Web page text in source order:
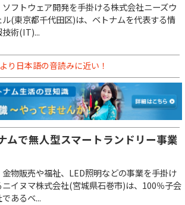
ソフトウェア開発を手掛ける株式会社ニーズウ
ル(東京都千代田区)は、ベトナムを代表する情
技術(IT)...
り日本語の音読みに近い！
ムで無人型スマートランドリー事業
金物販売や福祉、LED照明などの事業を手掛け
ニイヌマ株式会社(宮城県石巻市)は、100％子会
あるベ...